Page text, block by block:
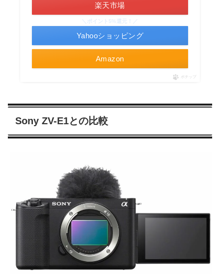
Amazon
楽天市場
＼ポイント5%還元！／
Yahooショッピング
ポチップ
Sony ZV-E1との比較